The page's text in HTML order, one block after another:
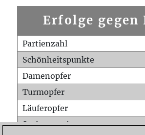
Erfolge gegen
Partienzahl
Schönheitspunkte
Damenopfer
Turmopfer
Läuferopfer
Springeropfer